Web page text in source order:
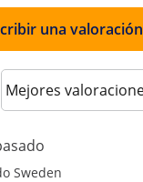
una valoración
Sort reviews
Sweden